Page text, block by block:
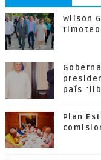
Wilson
país
Plan